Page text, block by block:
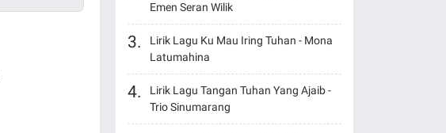
Emen Seran Wilik
Lirik Lagu Ku Mau Iring Tuhan - Mona
Latumahina
Lirik Lagu Tangan Tuhan Yang Ajaib -
Trio Sinumarang